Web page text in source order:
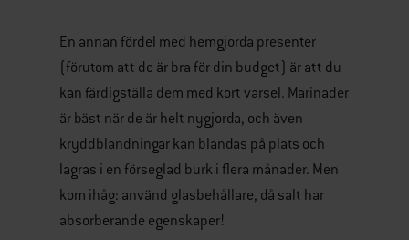
En annan fördel med hemgjorda presenter
(förutom att de är bra för din budget) är att du
kan färdigställa dem med kort varsel. Marinader
är bäst när de är helt nygjorda, och även
kryddblandningar kan blandas på plats och
lagras i en förseglad burk i flera månader. Men
kom ihåg: använd glasbehållare, då salt har
absorberande egenskaper!